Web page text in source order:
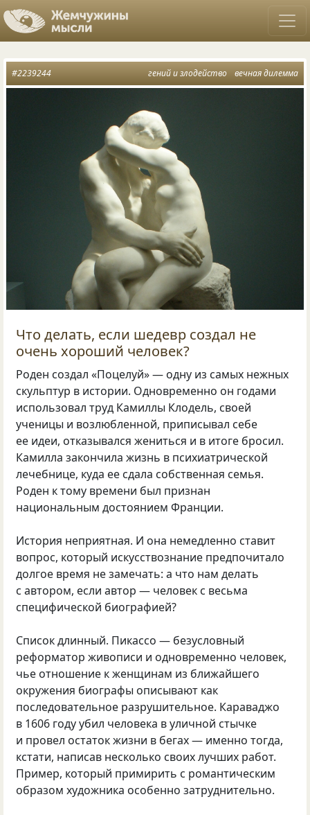
гений и злодейство вечная дилемма
#2239244
Что делать, если шедевр создал не
очень хороший человек?
Роден создал «Поцелуй» — одну из самых нежных
скульптур в истории. Одновременно он годами
использовал труд Камиллы Клодель, своей
ученицы и возлюбленной, приписывал себе
ее идеи, отказывался жениться и в итоге бросил.
Камилла закончила жизнь в психиатрической
лечебнице, куда ее сдала собственная семья.
Роден к тому времени был признан
национальным достоянием Франции.
История неприятная. И она немедленно ставит
вопрос, который искусствознание предпочитало
долгое время не замечать: а что нам делать
с автором, если автор — человек с весьма
специфической биографией?
Список длинный. Пикассо — безусловный
реформатор живописи и одновременно человек,
чье отношение к женщинам из ближайшего
окружения биографы описывают как
последовательное разрушительное. Караваджо
в 1606 году убил человека в уличной стычке
и провел остаток жизни в бегах — именно тогда,
кстати, написав несколько своих лучших работ.
Пример, который примирить с романтическим
образом художника особенно затруднительно.